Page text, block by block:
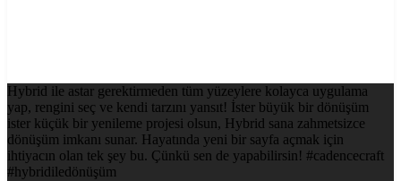
Hybrid ile astar gerektirmeden tüm yüzeylere kolayca uygulama
yap, rengini seç ve kendi tarzını yansıt! İster büyük bir dönüşüm
ister küçük bir yenileme projesi olsun, Hybrid sana zahmetsizce
dönüşüm imkanı sunar. Hayatında yeni bir sayfa açmak için
ihtiyacın olan tek şey bu. Çünkü sen de yapabilirsin! #cadencecraft
#hybridiledönüşüm